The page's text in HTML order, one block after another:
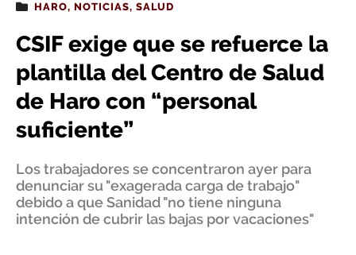
HARO, NOTICIAS, SALUD
CSIF exige que se refuerce la
plantilla del Centro de Salud
de Haro con “personal
suficiente”
Los trabajadores se concentraron ayer para
denunciar su "exagerada carga de trabajo"
debido a que Sanidad "no tiene ninguna
intención de cubrir las bajas por vacaciones"